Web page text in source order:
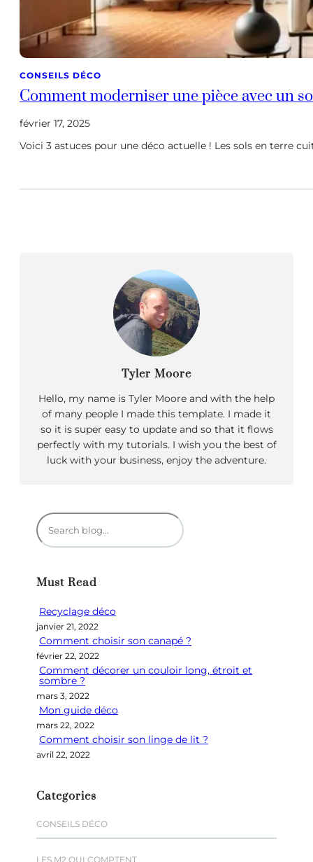
CONSEILS DÉCO
Comment moderniser une pièce avec un
février 17, 2025
Voici 3 astuces pour une déco actuelle ! Les sols en terre
Tyler Moore
Hello, my name is Tyler Moore and with the help
of many people I made this template. I made it
so it is super easy to update and so that it flows
perfectly with my tutorials. I wish you the best of
luck with your business, enjoy the adventure.
R
e
e
c
h
e
Must Read
Recyclage déco
janvier 21, 2022
Comment choisir son canapé ?
février 22, 2022
Comment décorer un couloir long, étroit et
sombre ?
mars 3, 2022
Mon guide déco
mars 22, 2022
Comment choisir son linge de lit ?
avril 22, 2022
Categories
CONSEILS DÉCO
LES M2 QUI COMPTENT